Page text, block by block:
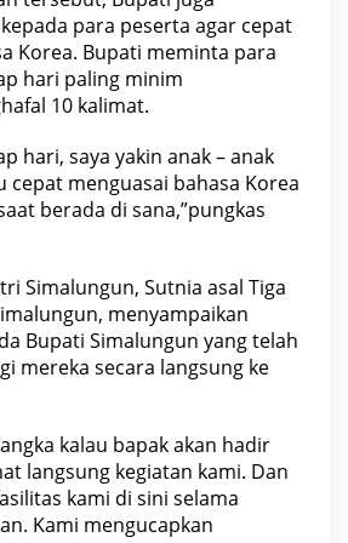
para peserta agar cepat
Korea. Bupati meminta para
hari paling minim
10 kalimat.
hari, saya yakin anak – anak
cepat menguasai bahasa Korea
berada di sana,”pungkas
Simalungun, Sutnia asal Tiga
menyampaikan
Bupati Simalungun yang telah
mereka secara langsung ke
kalau bapak akan hadir
langsung kegiatan kami. Dan
kami di sini selama
Kami mengucapkan